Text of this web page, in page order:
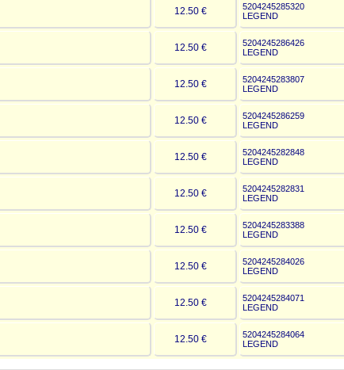
12.50 €
5204245285320
LEGEND
12.50 €
5204245286426
LEGEND
12.50 €
5204245283807
LEGEND
12.50 €
5204245286259
LEGEND
12.50 €
5204245282848
LEGEND
12.50 €
5204245282831
LEGEND
12.50 €
5204245283388
LEGEND
12.50 €
5204245284026
LEGEND
12.50 €
5204245284071
LEGEND
12.50 €
5204245284064
LEGEND